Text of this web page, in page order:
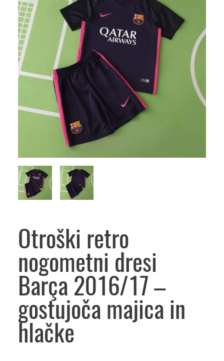
Otroški retro
nogometni dresi
Barça 2016/17 –
gostujoča majica in
hlačke